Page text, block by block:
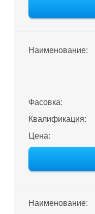
Наименование:
Фасовка:
Квалификация:
Цена:
Наименование: